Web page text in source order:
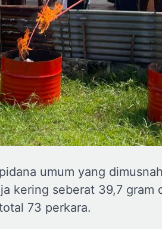
umum yang
kering seberat 39,7 gram
73 perkara.